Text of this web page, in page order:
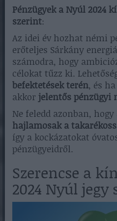
Pénzügyek a Nyúl 2024
szerint:
Az idei év hozhat némi
erőteljes Sárkány
számodra, hogy
célokat tűzz ki.
befektetések terén, és
akkor jelentős pénzügyi
Ne feledd azonban, hogy
hajlamosak a
így a kockázatokat
pénzügyeidről.
Szerencse a
2024 Nyúl jegy